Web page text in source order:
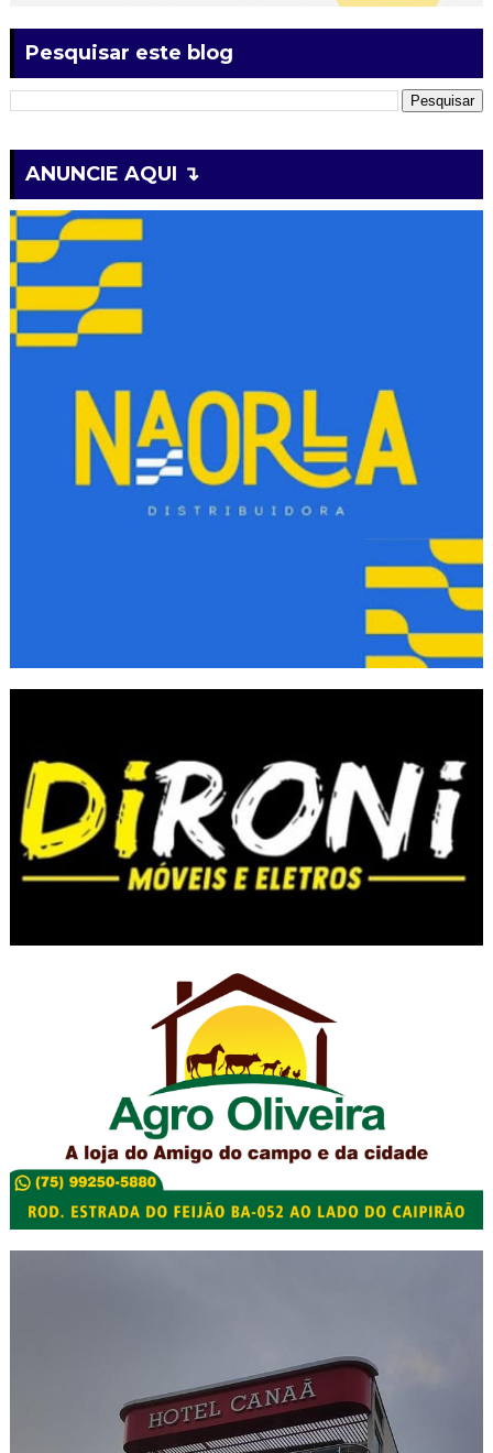
Pesquisar este blog
ANUNCIE AQUI ↴